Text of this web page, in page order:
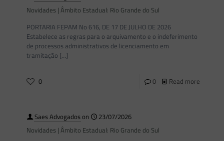
Novidades | Âmbito Estadual: Rio Grande do Sul
PORTARIA FEPAM No 616, DE 17 DE JULHO DE 2026
Estabelece as regras para o arquivamento e o indeferimento
de processos administrativos de licenciamento em
tramitação […]
0 0 Read more
Saes Advogadoson
23/07/2026
Novidades | Âmbito Estadual: Rio Grande do Sul